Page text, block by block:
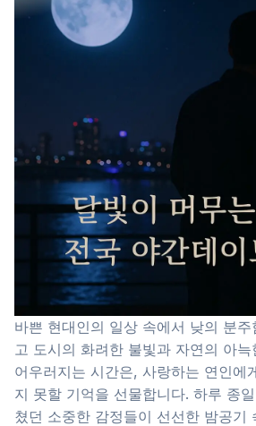
바쁜 현대인의 일상 속에서 낮의 분
고 도시의 화려한 불빛과 자연의 아
어우러지는 시간은, 사랑하는 연인에
지 못할 기억을 선물합니다. 하루 종
쳤던 소중한 감정들이 선선한 밤공기